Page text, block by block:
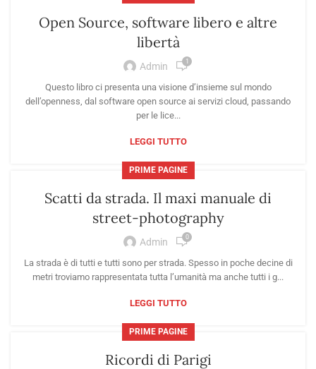
Open Source, software libero e altre
libertà
Admin 1
Questo libro ci presenta una visione d’insieme sul mondo
dell’openness, dal software open source ai servizi cloud, passando
per le lice...
LEGGI TUTTO
PRIME PAGINE
Scatti da strada. Il maxi manuale di
street-photography
Admin 0
La strada è di tutti e tutti sono per strada. Spesso in poche decine di
metri troviamo rappresentata tutta l’umanità ma anche tutti i g...
LEGGI TUTTO
PRIME PAGINE
Ricordi di Parigi